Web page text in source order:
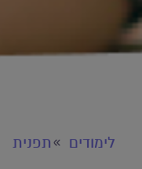
לימודים תפנית